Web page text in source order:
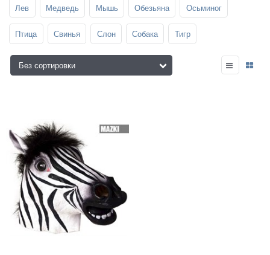
Лев Медведь Мышь Обезьяна Осьминог
Птица Свинья Слон Собака Тигр